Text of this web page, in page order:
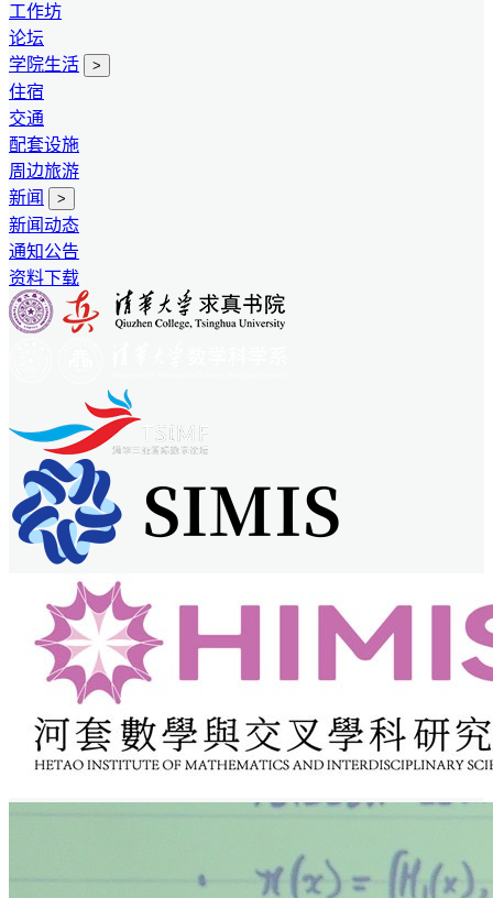
工作坊
论坛
学院生活
>
住宿
交通
配套设施
周边旅游
新闻
>
新闻动态
通知公告
资料下载